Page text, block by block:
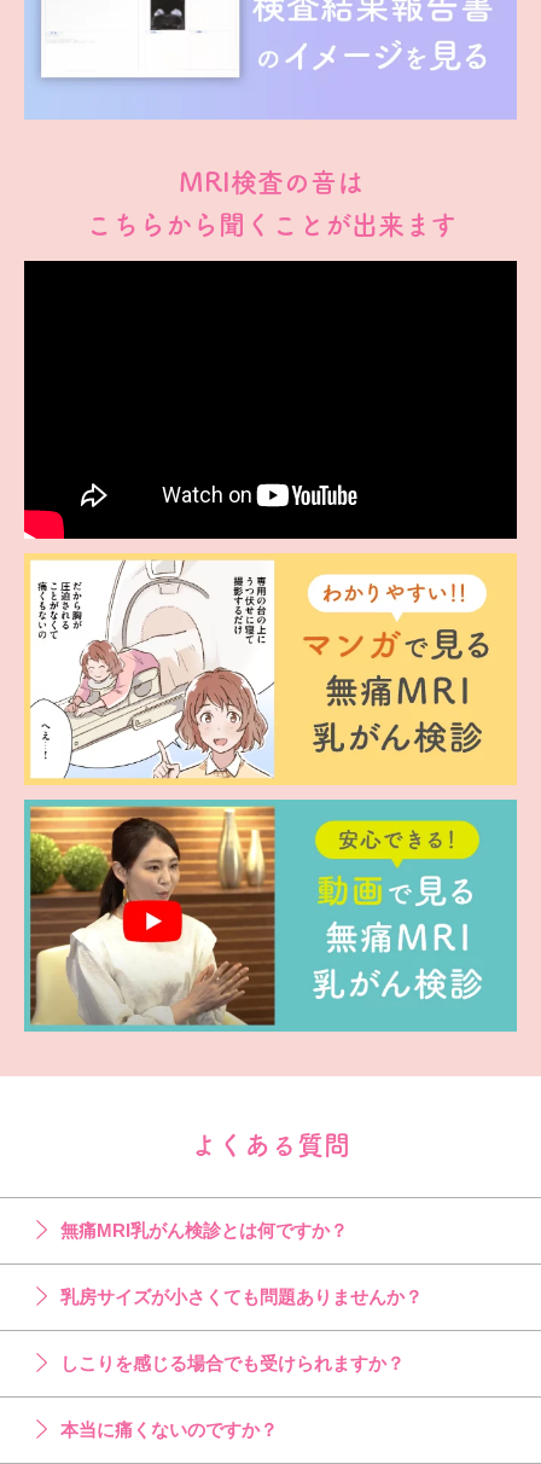
MRI検査の音は
こちらから聞くことが出来ます
よくある質問
無痛MRI乳がん検診とは何ですか？
乳房サイズが小さくても問題ありませんか？
しこりを感じる場合でも受けられますか？
本当に痛くないのですか？